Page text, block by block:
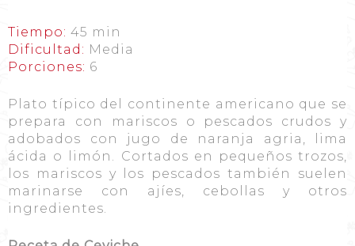
Tiempo: 45 min
Dificultad: Media
Porciones: 6
Plato típico del continente americano que se
prepara con mariscos o pescados crudos y
adobados con jugo de naranja agria, lima
ácida o limón. Cortados en pequeños trozos,
los mariscos y los pescados también suelen
marinarse con ajíes, cebollas y otros
ingredientes.